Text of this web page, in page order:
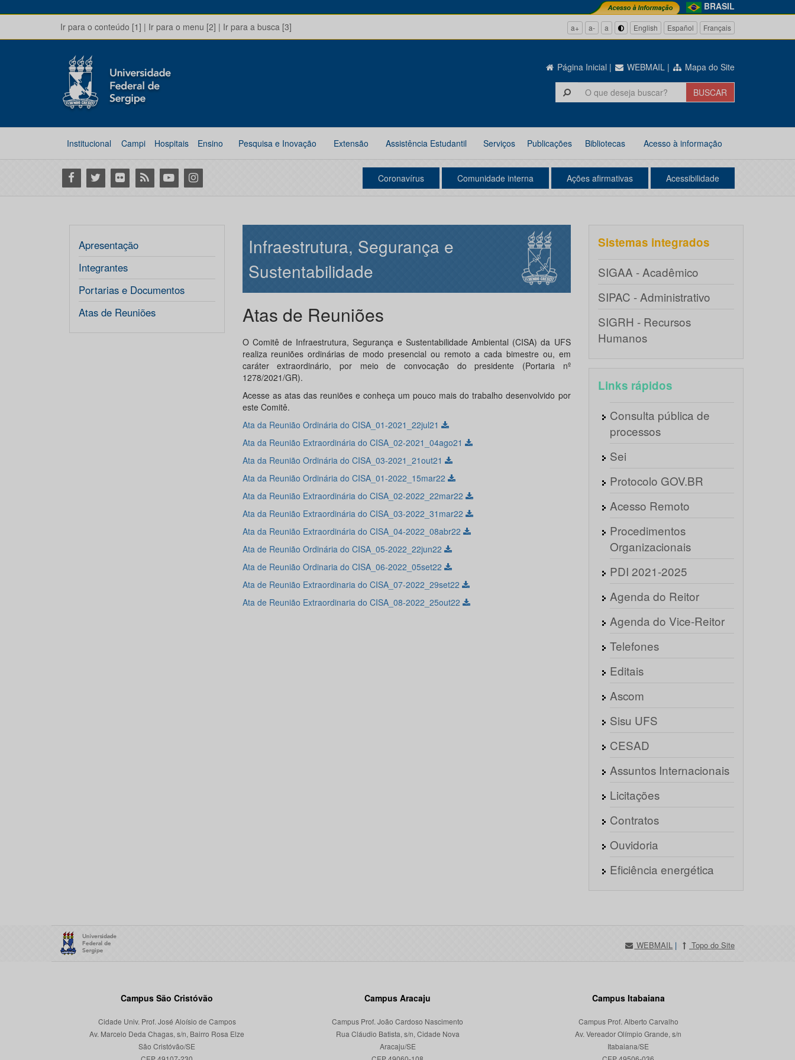
BRASIL
Ir para o conteúdo [1] | Ir para o menu [2] | Ir para a busca [3] a+ a- a English Español Français
Página Inicial | WEBMAIL | Mapa do Site
Institucional Campi Hospitais Ensino Pesquisa e Inovação Extensão Assistência Estudantil Serviços Publicações Bibliotecas Acesso à informação
Facebook
Twitter Flickr RSS YoutubeInstagram Coronavírus Comunidade interna Ações afirmativas Acessibilidade
Apresentação
Integrantes
Portarias e Documentos
Atas de Reuniões
Infraestrutura, Segurança e
Sustentabilidade
Atas de Reuniões
O Comitê de Infraestrutura, Segurança e Sustentabilidade Ambiental (CISA) da UFS
realiza reuniões ordinárias de modo presencial ou remoto a cada bimestre ou, em
caráter extraordinário, por meio de convocação do presidente (Portaria nº
1278/2021/GR).
Acesse as atas das reuniões e conheça um pouco mais do trabalho desenvolvido por
este Comitê.
Ata da Reunião Ordinária do CISA_01-2021_22jul21
Ata da Reunião Extraordinária do CISA_02-2021_04ago21
Ata da Reunião Ordinária do CISA_03-2021_21out21
Ata da Reunião Ordinária do CISA_01-2022_15mar22
Ata da Reunião Extraordinária do CISA_02-2022_22mar22
Ata da Reunião Extraordinária do CISA_03-2022_31mar22
Ata da Reunião Extraordinária do CISA_04-2022_08abr22
Ata de Reunião Ordinária do CISA_05-2022_22jun22
Ata de Reunião Ordinaria do CISA_06-2022_05set22
Ata de Reunião Extraordinaria do CISA_07-2022_29set22
Ata de Reunião Extraordinaria do CISA_08-2022_25out22
Sistemas integrados
SIGAA - Acadêmico
SIPAC - Administrativo
SIGRH - Recursos
Humanos
Links rápidos
Consulta pública de
processos
Sei
Protocolo GOV.BR
Acesso Remoto
Procedimentos
Organizacionais
PDI 2021-2025
Agenda do Reitor
Agenda do Vice-Reitor
Telefones
Editais
Ascom
Sisu UFS
CESAD
Assuntos Internacionais
Licitações
Contratos
Ouvidoria
Eficiência energética
WEBMAIL | Topo do Site
Campus São Cristóvão
Cidade Univ. Prof. José Aloísio de Campos
Av. Marcelo Deda Chagas, s/n, Bairro Rosa Elze
São Cristóvão/SE
Campus Aracaju
Campus Prof. João Cardoso Nascimento
Rua Cláudio Batista, s/n, Cidade Nova
Aracaju/SE
Campus Itabaiana
Campus Prof. Alberto Carvalho
Av. Vereador Olímpio Grande, s/n
Itabaiana/SE